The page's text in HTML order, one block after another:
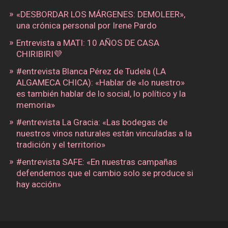
«DESBORDAR LOS MÁRGENES: DEMOLEER»,
una crónica personal por Irene Pardo
Entrevista a MATI: 10 AÑOS DE CASA
CHIRIBIRI💜
#entrevista Blanca Pérez de Tudela (LA
ALGAMECA CHICA): «Hablar de «lo nuestro»
es también hablar de lo social, lo político y la
memoria»
#entrevista La Gracia: «Las bodegas de
nuestros vinos naturales están vinculadas a la
tradición y el territorio»
#entrevista SAFE: «En nuestras campañas
defendemos que el cambio solo se produce si
hay acción»